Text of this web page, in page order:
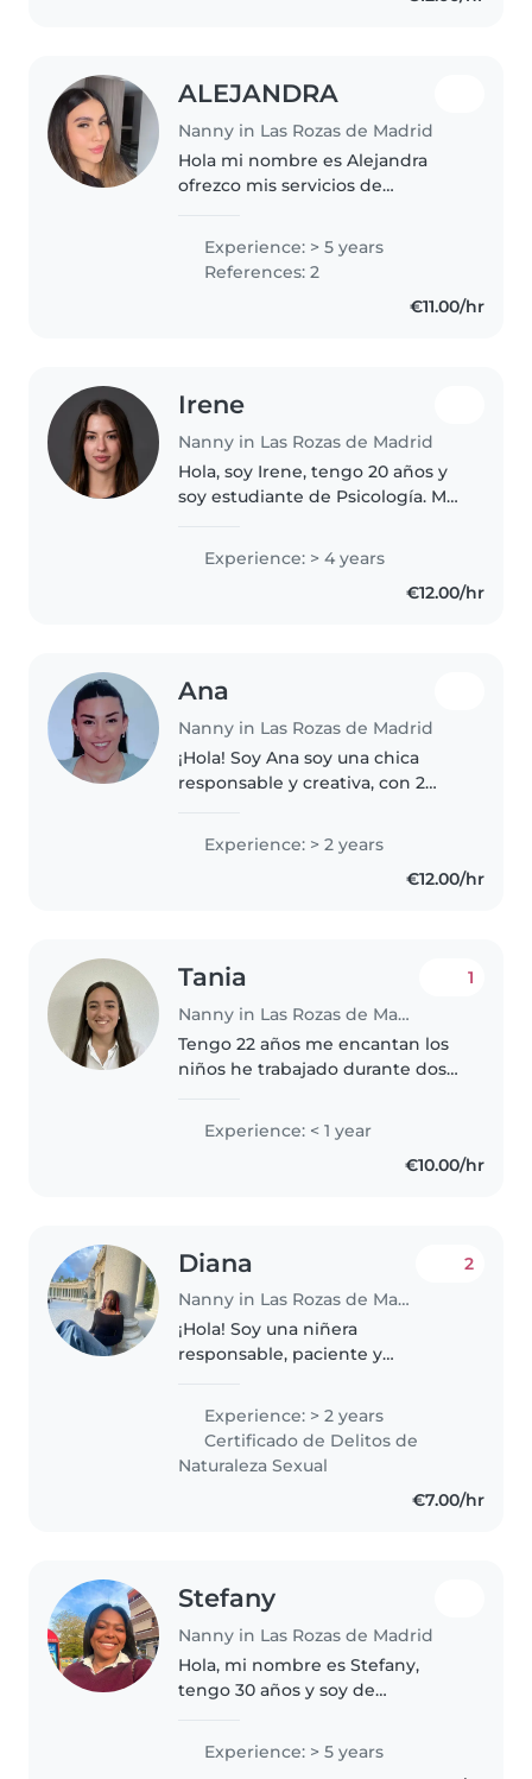
ALEJANDRA
Nanny in Las Rozas de Madrid
Hola mi nombre es Alejandra
ofrezco mis servicios de
paciencia y cariño. Me gusta
compartir tiempo con los niños,
ayudarlos con sus actividades
Experience: > 5 years
References: 2
€11.00/hr
Irene
Nanny in Las Rozas de Madrid
Hola, soy Irene, tengo 20 años y
soy estudiante de Psicología. Me
responsable, amable y paciente,
con muchas ganas de cuidar
niños en un entorno seguro y
Experience: > 4 years
€12.00/hr
Ana
Nanny in Las Rozas de Madrid
¡Hola! Soy Ana soy una chica
responsable y creativa, con 2
bebés y niños pequeños. Me
encanta dibujar, hacer
manualidades y jugar con los
Experience: > 2 years
€12.00/hr
Tania
Nanny in Las Rozas de Madrid
1
Tengo 22 años me encantan los
niños he trabajado durante dos
hecho prácticas de integración
social en Tenerife. Me encantan..
Experience: < 1 year
€10.00/hr
Diana
Nanny in Las Rozas de Madrid
2
¡Hola! Soy una niñera
responsable, paciente y
experiencia cuidando a un niño
de preescolar además de un
bebé de 6 meses (experiencia
Experience: > 2 years
Certificado de Delitos de
Naturaleza Sexual
€7.00/hr
Stefany
Nanny in Las Rozas de Madrid
Hola, mi nombre es Stefany,
tengo 30 años y soy de
buen carácter, con empatía y
humanidad. Si buscas una
Experience: > 5 years